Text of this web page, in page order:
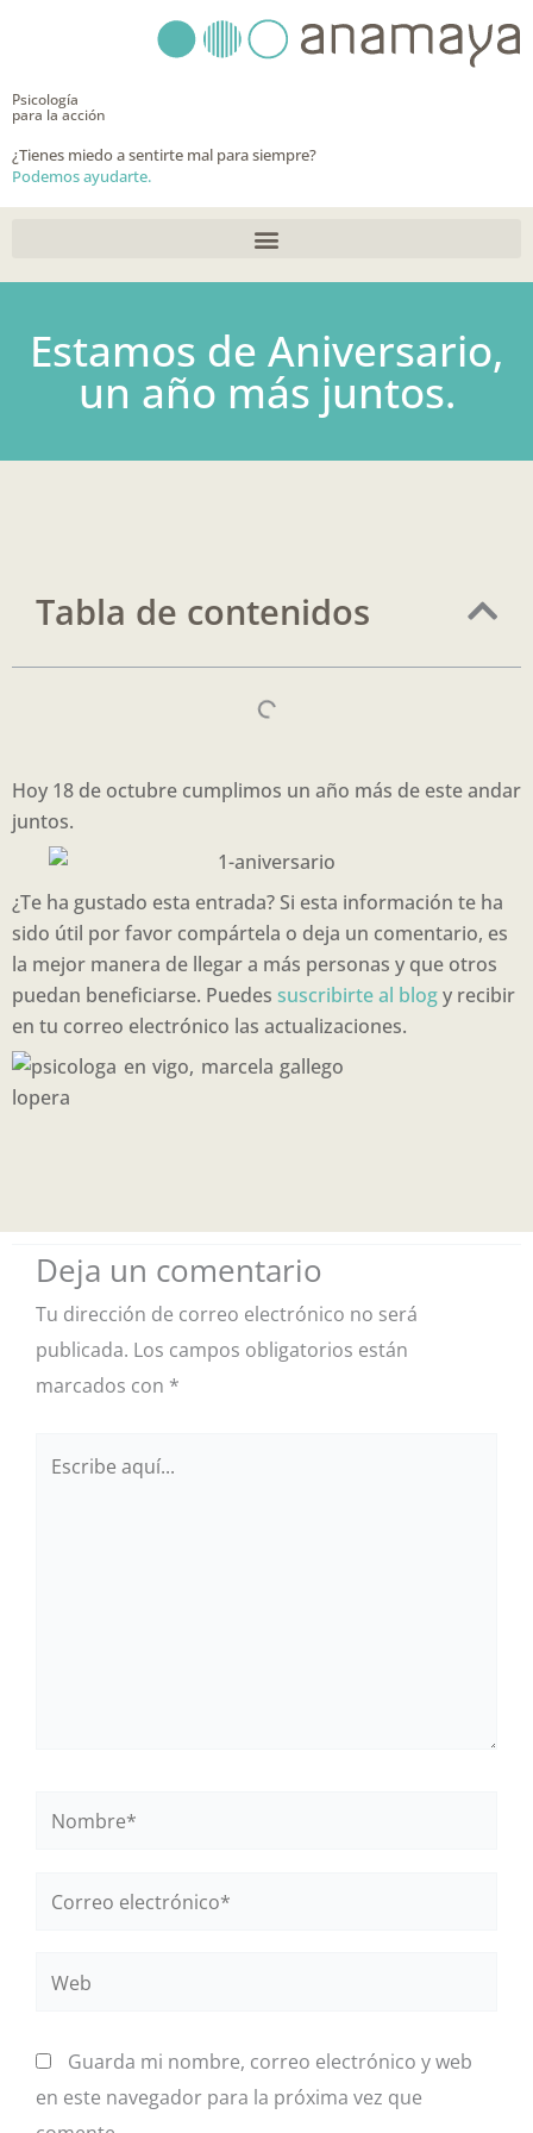
contenido
Psicología
para la acción
¿Tienes miedo a sentirte mal para siempre?
Podemos ayudarte.
Estamos de Aniversario,
un año más juntos.
Tabla de contenidos
Hoy 18 de octubre cumplimos un año más de este andar
juntos.
¿Te ha gustado esta entrada? Si esta información te ha
sido útil por favor compártela o deja un comentario, es
la mejor manera de llegar a más personas y que otros
puedan beneficiarse. Puedes suscribirte al blogy recibir
en tu correo electrónico las actualizaciones.
Deja un comentario
Tu dirección de correo electrónico no será
publicada. Los campos obligatorios están
marcados con *
Nombre*
Correo
Guarda mi nombre, correo electrónico y web
en este navegador para la próxima vez que